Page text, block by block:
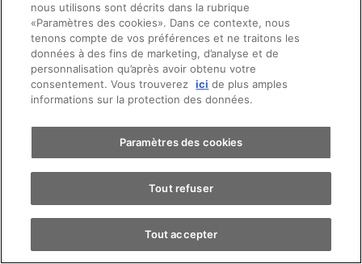
Prendre rendez-vous
Essai sur route
Trouver une voiture
nous utilisons sont décrits dans la rubrique
«Paramètres des cookies». Dans ce contexte, nous
tenons compte de vos préférences et ne traitons les
données à des fins de marketing, d’analyse et de
personnalisation qu’après avoir obtenu votre
consentement. Vous trouverez ici de plus amples
informations sur la protection des données.
Paramètres des cookies
Tout refuser
Tout accepter